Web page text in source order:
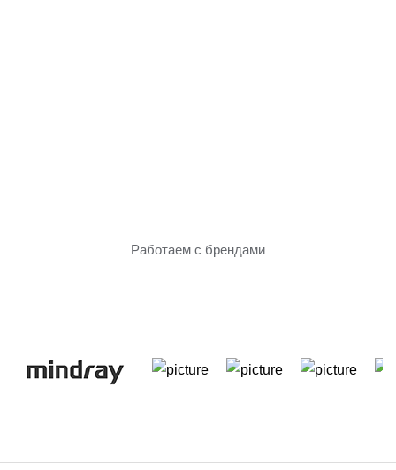
Работаем с брендами